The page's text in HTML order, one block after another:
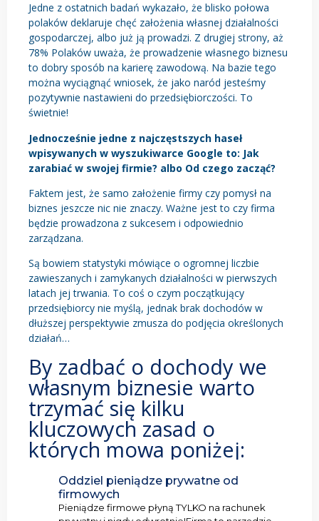
Jedne z ostatnich badań wykazało, że blisko połowa
polaków deklaruje chęć założenia własnej działalności
gospodarczej, albo już ją prowadzi. Z drugiej strony, aż
78% Polaków uważa, że prowadzenie własnego biznesu
to dobry sposób na karierę zawodową. Na bazie tego
można wyciągnąć wniosek, że jako naród jesteśmy
pozytywnie nastawieni do przedsiębiorczości. To
świetnie!
Jednocześnie jedne z najczęstszych haseł
wpisywanych w wyszukiwarce Google to: Jak
zarabiać w swojej firmie? albo Od czego zacząć?
Faktem jest, że samo założenie firmy czy pomysł na
biznes jeszcze nic nie znaczy. Ważne jest to czy firma
będzie prowadzona z sukcesem i odpowiednio
zarządzana.
Są bowiem statystyki mówiące o ogromnej liczbie
zawieszanych i zamykanych działalności w pierwszych
latach jej trwania. To coś o czym początkujący
przedsiębiorcy nie myślą, jednak brak dochodów w
dłuższej perspektywie zmusza do podjęcia określonych
działań…
By zadbać o dochody we
własnym biznesie warto
trzymać się kilku
kluczowych zasad o
których mowa poniżej:
Oddziel pieniądze prywatne od
firmowych
Pieniądze firmowe płyną TYLKO na rachunek